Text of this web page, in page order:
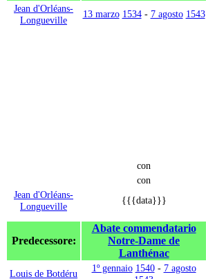
Jean d'Orléans-
Longueville
13 marzo 1534- 7 agosto 1543
con
con
Jean d'Orléans-
Longueville
{{{data}}}
Predecessore:
Abate commendatario
Notre-Dame de
Lanthénac
Louis de Botdéru 1º gennaio 1540- 7 agosto